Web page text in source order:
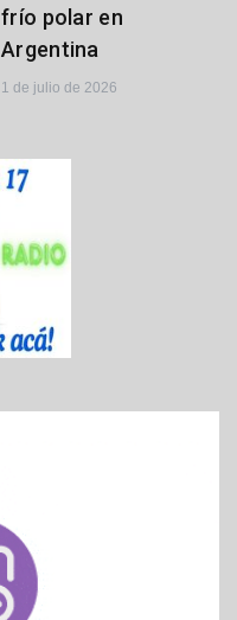
frío polar en
Argentina
1 de julio de 2026